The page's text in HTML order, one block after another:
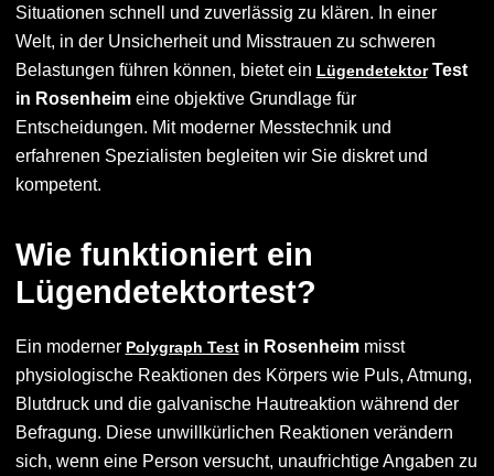
Situationen schnell und zuverlässig zu klären. In einer
Welt, in der Unsicherheit und Misstrauen zu schweren
Belastungen führen können, bietet ein LügendetektorTest
in Rosenheimeine objektive Grundlage für
Entscheidungen. Mit moderner Messtechnik und
erfahrenen Spezialisten begleiten wir Sie diskret und
kompetent.
Wie funktioniert ein
Lügendetektortest?
Ein moderner Polygraph Testin Rosenheimmisst
physiologische Reaktionen des Körpers wie Puls, Atmung,
Blutdruck und die galvanische Hautreaktion während der
Befragung. Diese unwillkürlichen Reaktionen verändern
sich, wenn eine Person versucht, unaufrichtige Angaben zu